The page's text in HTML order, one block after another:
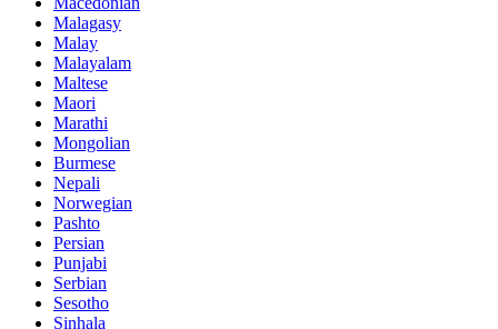
Malagasy
Malay
Malayalam
Maltese
Maori
Marathi
Mongolian
Burmese
Nepali
Norwegian
Pashto
Persian
Punjabi
Serbian
Sesotho
Sinhala